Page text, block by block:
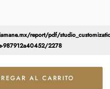
report/pdf/
987912a40452/2278
AL CARRITO